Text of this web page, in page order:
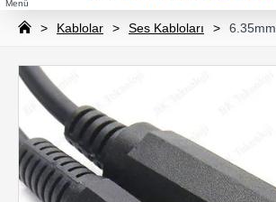
Kablolar Ses Kabloları